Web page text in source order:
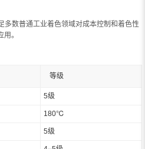
多数普通工业着色领域对成本控制和着色性
。
等级
5级
180℃
5级